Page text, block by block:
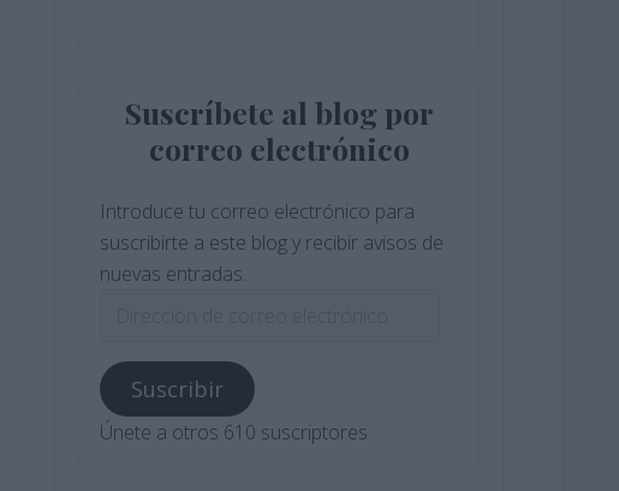
Suscríbete al blog por
correo electrónico
Introduce tu correo electrónico para
suscribirte a este blog y recibir avisos de
nuevas entradas.
correo
electrónico
Suscribir
Únete a otros 610 suscriptores